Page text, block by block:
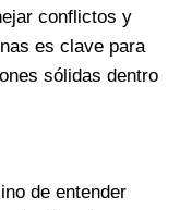
conflictos y
es clave para
sólidas dentro
de entender